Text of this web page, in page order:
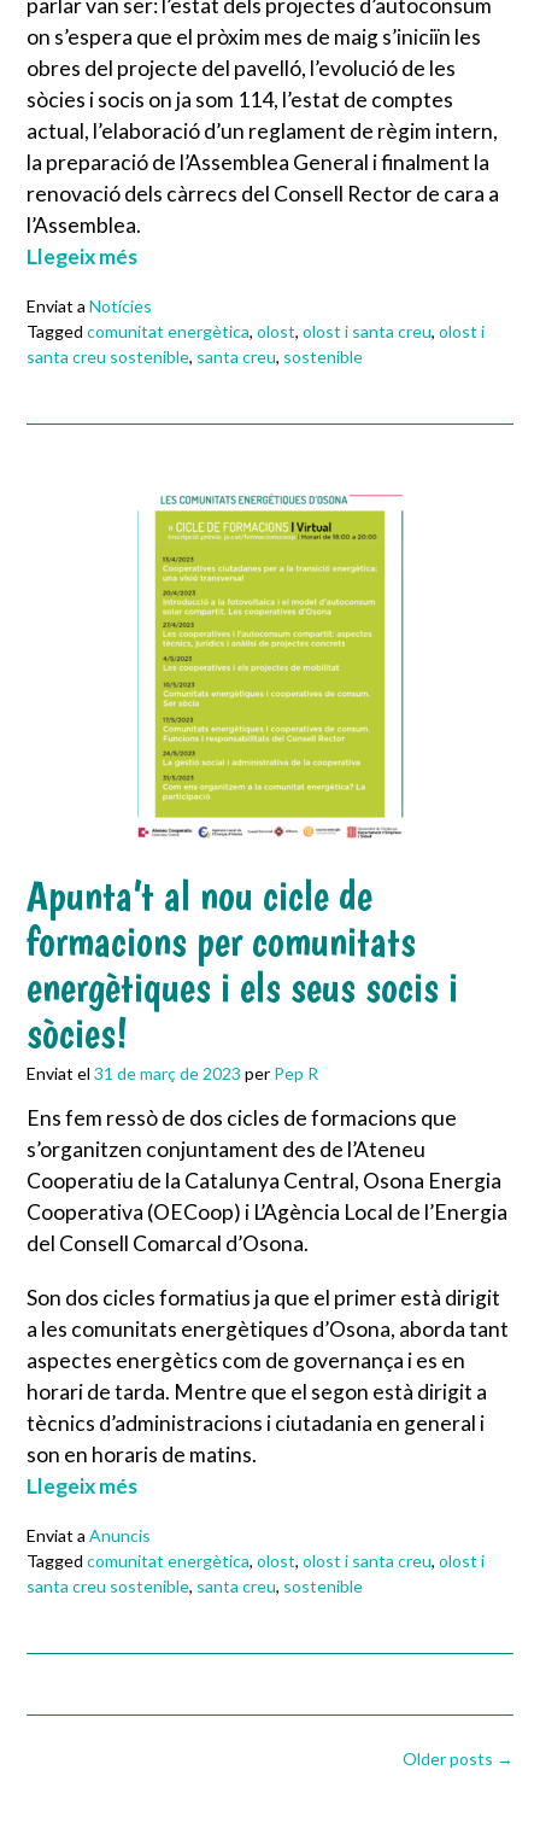
parlar van ser: l’estat dels projectes d’autoconsum
on s’espera que el pròxim mes de maig s’iniciïn les
obres del projecte del pavelló, l’evolució de les
sòcies i socis on ja som 114, l’estat de comptes
actual, l’elaboració d’un reglament de règim intern,
la preparació de l’Assemblea General i finalment la
renovació dels càrrecs del Consell Rector de cara a
l’Assemblea.
Llegeix més
Enviat a Notícies
Tagged comunitat energètica, olost, olost i santa creu, olost i
santa creu sostenible, santa creu, sostenible
Apunta’t al nou cicle de
formacions per comunitats
energètiques i els seus socis i
sòcies!
Enviat el 31 de març de 2023 per Pep R
Ens fem ressò de dos cicles de formacions que
s’organitzen conjuntament des de l’Ateneu
Cooperatiu de la Catalunya Central, Osona Energia
Cooperativa (OECoop) i L’Agència Local de l’Energia
del Consell Comarcal d’Osona.
Son dos cicles formatius ja que el primer està dirigit
a les comunitats energètiques d’Osona, aborda tant
aspectes energètics com de governança i es en
horari de tarda. Mentre que el segon està dirigit a
tècnics d’administracions i ciutadania en general i
son en horaris de matins.
Llegeix més
Enviat a Anuncis
Tagged comunitat energètica, olost, olost i santa creu, olost i
santa creu sostenible, santa creu, sostenible
Older posts →